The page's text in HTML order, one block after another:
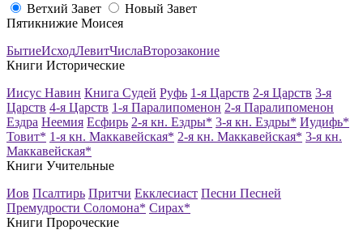
Ветхий Завет
Новый Завет
Пятикнижие Моисея
БытиеИсходЛевитЧислаВторозаконие
Книги Исторические
Иисус Навин Книга Судей Руфь 1-я Царств 2-я Царств 3-я
Царств 4-я Царств 1-я Паралипоменон 2-я Паралипоменон
Ездра Неемия Есфирь 2-я кн. Ездры* 3-я кн. Ездры* Иудифь*
Товит* 1-я кн. Маккавейская* 2-я кн. Маккавейская* 3-я кн.
Маккавейская*
Книги Учительные
Иов Псалтирь Притчи Екклесиаст Песни Песней
Премудрости Соломона* Сирах*
Книги Пророческие